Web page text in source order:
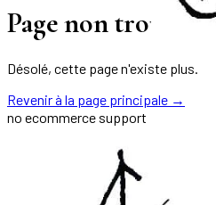
Page non trouvée.
Désolé, cette page n'existe plus.
Revenir à la page principale →
no ecommerce support